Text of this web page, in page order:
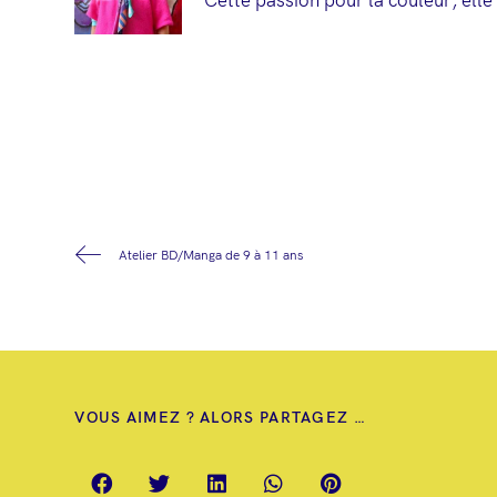
Atelier BD/Manga de 9 à 11 ans
VOUS AIMEZ ? ALORS PARTAGEZ …